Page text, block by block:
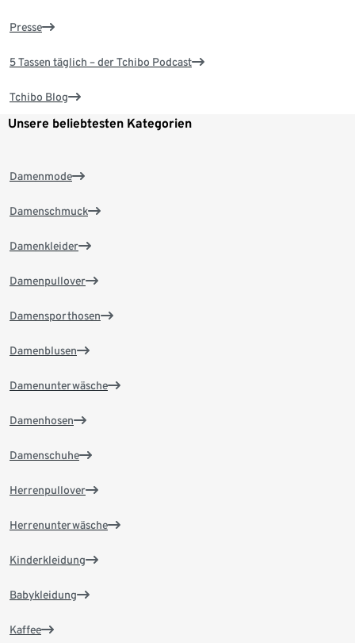
Presse
5 Tassen täglich – der Tchibo Podcast
Tchibo Blog
Unsere beliebtesten Kategorien
Damenmode
Damenschmuck
Damenkleider
Damenpullover
Damensporthosen
Damenblusen
Damenunterwäsche
Damenhosen
Damenschuhe
Herrenpullover
Herrenunterwäsche
Kinderkleidung
Babykleidung
Kaffee